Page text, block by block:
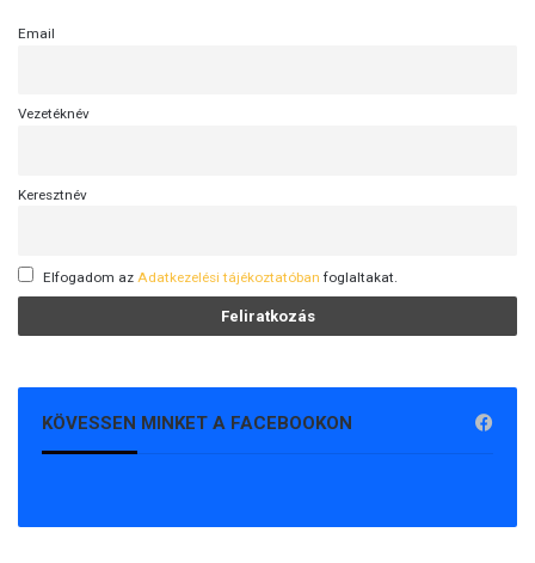
Email
Vezetéknév
Keresztnév
Elfogadom az Adatkezelési tájékoztatóban foglaltakat.
KÖVESSEN MINKET A FACEBOOKON